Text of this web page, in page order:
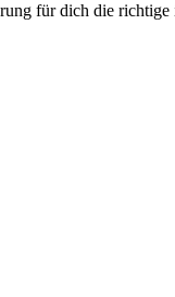
für dich die